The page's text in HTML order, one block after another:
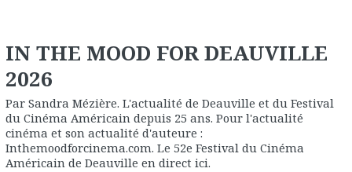
IN THE MOOD FOR DEAUVILLE
2026
Par Sandra Mézière. L'actualité de Deauville et du Festival
du Cinéma Américain depuis 25 ans. Pour l'actualité
cinéma et son actualité d'auteure :
Inthemoodforcinema.com. Le 52e Festival du Cinéma
Américain de Deauville en direct ici.